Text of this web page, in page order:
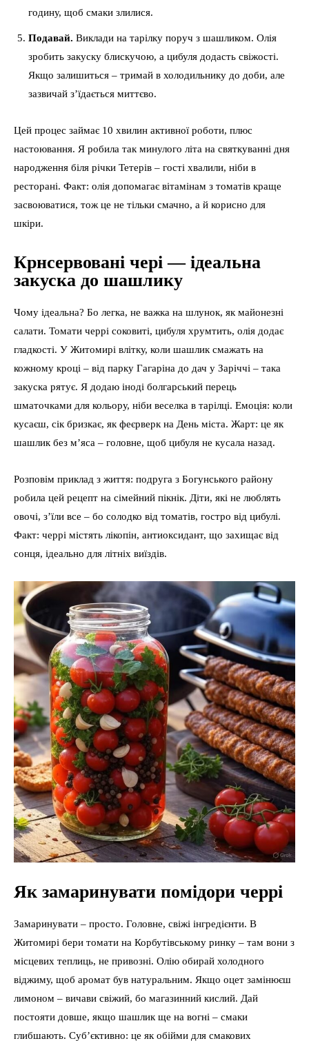
годину, щоб смаки злилися.
Подавай. Виклади на тарілку поруч з шашликом. Олія
зробить закуску блискучою, а цибуля додасть свіжості.
Якщо залишиться – тримай в холодильнику до доби, але
зазвичай з’їдається миттєво.
Цей процес займає 10 хвилин активної роботи, плюс
настоювання. Я робила так минулого літа на святкуванні дня
народження біля річки Тетерів – гості хвалили, ніби в
ресторані. Факт: олія допомагає вітамінам з томатів краще
засвоюватися, тож це не тільки смачно, а й корисно для
шкіри.
Крнсервовані чері — ідеальна
закуска до шашлику
Чому ідеальна? Бо легка, не важка на шлунок, як майонезні
салати. Томати черрі соковиті, цибуля хрумтить, олія додає
гладкості. У Житомирі влітку, коли шашлик смажать на
кожному кроці – від парку Гагаріна до дач у Заріччі – така
закуска рятує. Я додаю іноді болгарський перець
шматочками для кольору, ніби веселка в тарілці. Емоція: коли
кусаєш, сік бризкає, як феєрверк на День міста. Жарт: це як
шашлик без м’яса – головне, щоб цибуля не кусала назад.
Розповім приклад з життя: подруга з Богунського району
робила цей рецепт на сімейний пікнік. Діти, які не люблять
овочі, з’їли все – бо солодко від томатів, гостро від цибулі.
Факт: черрі містять лікопін, антиоксидант, що захищає від
сонця, ідеально для літніх виїздів.
Як замаринувати помідори черрі
Замаринувати – просто. Головне, свіжі інгредієнти. В
Житомирі бери томати на Корбутівському ринку – там вони з
місцевих теплиць, не привозні. Олію обирай холодного
віджиму, щоб аромат був натуральним. Якщо оцет замінюєш
лимоном – вичави свіжий, бо магазинний кислий. Дай
постояти довше, якщо шашлик ще на вогні – смаки
глибшають. Суб’єктивно: це як обійми для смакових